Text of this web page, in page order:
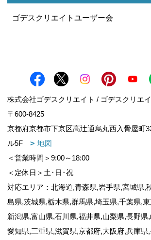
ゴデスクリエイトユーザー会
株式会社ゴデスクリエイト / ゴデスクリエ
〒600-8425
京都府京都市下京区高辻通烏丸西入骨屋町
ル5F
地図
＜営業時間＞9:00～18:00
＜定休日＞土･日･祝
対応エリア：北海道,青森県,岩手県,宮城県,
島県,茨城県,栃木県,群馬県,埼玉県,千葉県,
新潟県,富山県,石川県,福井県,山梨県,長野県
愛知県,三重県,滋賀県,京都府,大阪府,兵庫県